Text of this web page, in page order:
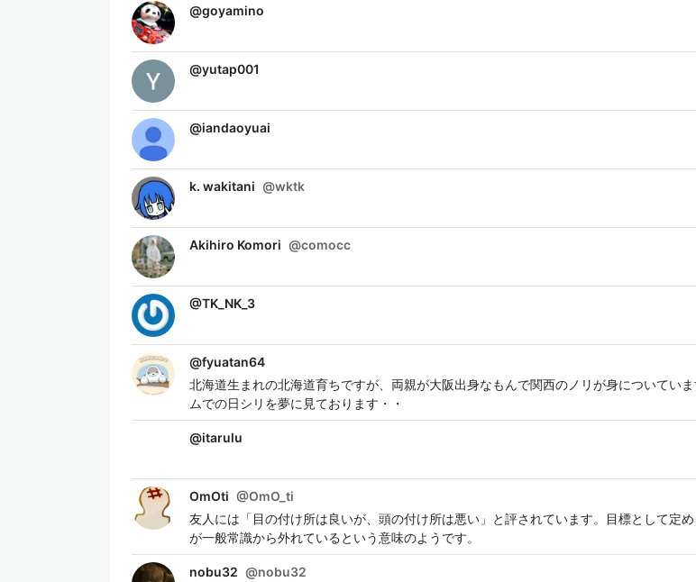
@goyamino
@yutap001
@iandaoyuai
k. wakitani @wktk
Akihiro Komori @comocc
@TK_NK_3
@fyuatan64
北海道生まれの北海道育ちですが、両親が大阪出身なもんで関西のノリが身についてい
ムでの日シリを夢に見ております・・
@itarulu
OmOti @OmO_ti
友人には「目の付け所は良いが、頭の付け所は悪い」と評されています。目標として定
が一般常識から外れているという意味のようです。
nobu32 @nobu32